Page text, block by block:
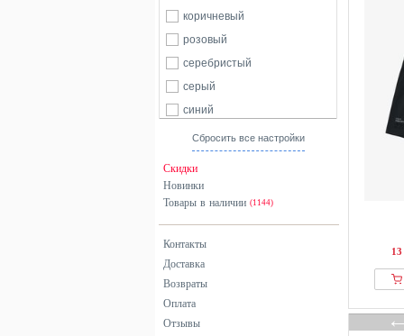
коричневый
розовый
серебристый
серый
синий
фиолетовый
Сбросить все настройки
Скидки
Новинки
Товары в наличии (1144)
Контакты
Доставка
Возвраты
Оплата
Отзывы